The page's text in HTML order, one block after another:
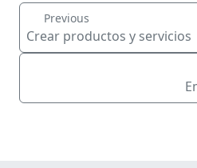
Previous
Crear productos y servicios